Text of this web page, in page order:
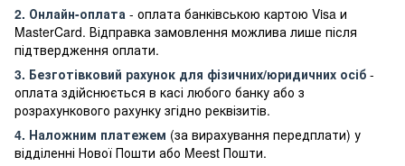
2. Онлайн-оплата - оплата банківською картою Visa и
MasterCard. Відправка замовлення можлива лише після
підтвердження оплати.
3. Безготівковий рахунок для фізичних/юридичних осіб -
оплата здійснюється в касі любого банку або з
розрахункового рахунку згідно реквізитів.
4. Наложним платежем (за вирахування передплати) у
відділенні Нової Пошти або Meest Пошти.